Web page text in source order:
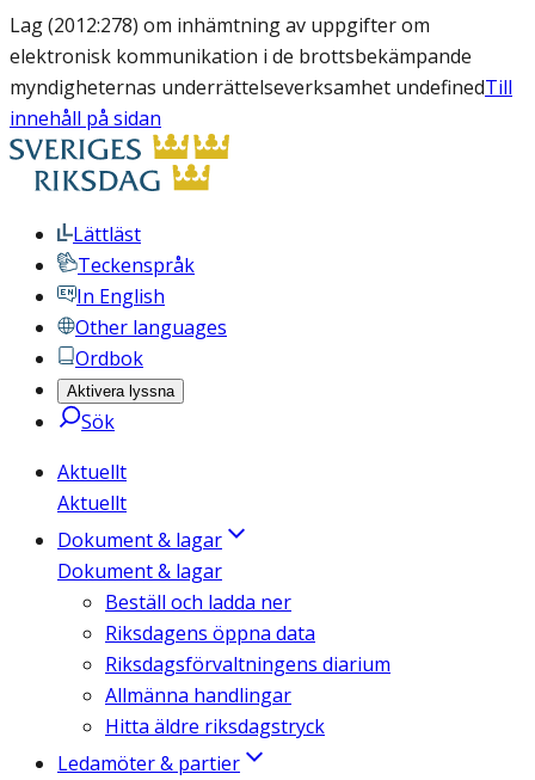
Lag (2012:278) om inhämtning av uppgifter om
elektronisk kommunikation i de brottsbekämpande
myndigheternas underrättelseverksamhet undefinedTill
innehåll på sidan
Lättläst
Teckenspråk
In English
Other languages
Ordbok
Aktivera lyssna
Sök
Aktuellt
Aktuellt
Dokument & lagar
Dokument & lagar
Beställ och ladda ner
Riksdagens öppna data
Riksdagsförvaltningens diarium
Allmänna handlingar
Hitta äldre riksdagstryck
Ledamöter & partier